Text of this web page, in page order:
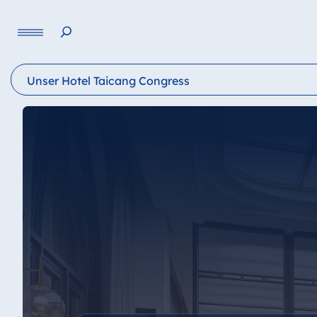
Unser Hotel Taicang Congress